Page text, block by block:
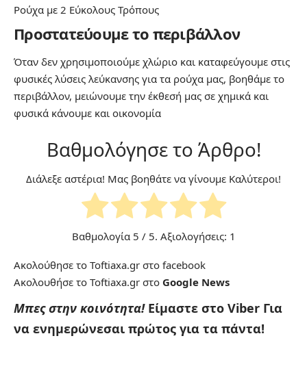
Ρούχα με 2 Εύκολους Τρόπους
Προστατεύουμε το περιβάλλον
Όταν δεν χρησιμοποιούμε χλώριο και καταφεύγουμε στις
φυσικές λύσεις λεύκανσης για τα ρούχα μας, βοηθάμε το
περιβάλλον, μειώνουμε την έκθεσή μας σε χημικά και
φυσικά κάνουμε και οικονομία
Βαθμολόγησε το Άρθρο!
Διάλεξε αστέρια! Μας βοηθάτε να γίνουμε Καλύτεροι!
Βαθμολογία 5 / 5. Αξιολογήσεις: 1
Ακολούθησε το Toftiaxa.gr στο facebook
Ακολουθήσε το Toftiaxa.gr στο Google News
Μπες στην κοινότητα! Είμαστε στο Viber Για
να ενημερώνεσαι πρώτος για τα πάντα!